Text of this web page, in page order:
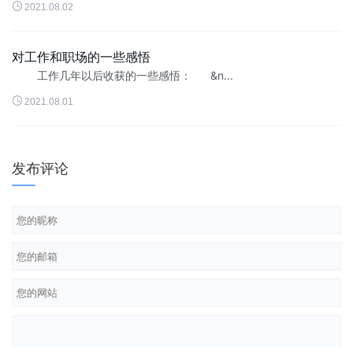
 2021.08.02
对工作和职场的一些感悟
工作几年以后收获的一些感悟： &n...
 2021.08.01
发布评论